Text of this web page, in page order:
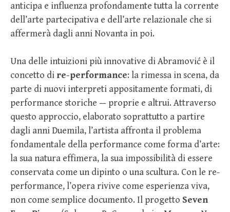
anticipa e influenza profondamente tutta la corrente
dell’arte partecipativa e dell’arte relazionale che si
affermerà dagli anni Novanta in poi.
Una delle intuizioni più innovative di Abramović è il
concetto di re-performance: la rimessa in scena, da
parte di nuovi interpreti appositamente formati, di
performance storiche — proprie e altrui. Attraverso
questo approccio, elaborato soprattutto a partire
dagli anni Duemila, l’artista affronta il problema
fondamentale della performance come forma d’arte:
la sua natura effimera, la sua impossibilità di essere
conservata come un dipinto o una scultura. Con le re-
performance, l’opera rivive come esperienza viva,
non come semplice documento. Il progetto Seven